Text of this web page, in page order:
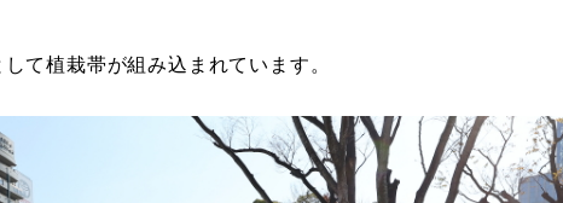
て植栽帯が組み込まれています。